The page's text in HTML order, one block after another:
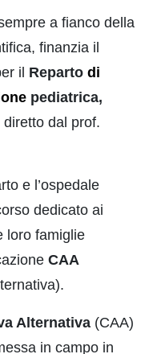
a fianco della
finanzia il
il Reparto di
pediatrica,
diretto dal prof.
e l’ospedale
dedicato ai
loro famiglie
CAA
Alternativa (CAA)
in campo in